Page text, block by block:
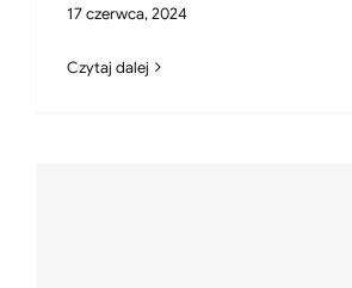
17 czerwca, 2024
Czytaj dalej